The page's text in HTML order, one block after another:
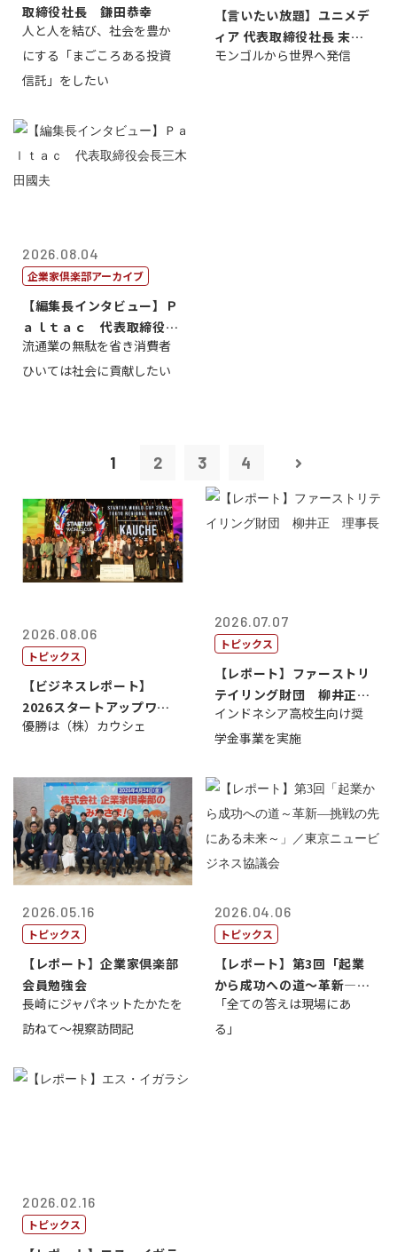
取締役社長 鎌田恭幸
人と人を結び、社会を豊か
にする「まごころある投資
信託」をしたい
【言いたい放題】ユニメデ
ィア 代表取締役社長 末田
真
モンゴルから世界へ発信
2026.08.04
企業家倶楽部アーカイブ
【編集長インタビュー】Ｐ
ａｌｔａｃ 代表取締役会
長三木田國夫
流通業の無駄を省き消費者
ひいては社会に貢献したい
1 2 3 4
2026.08.06
トピックス
【ビジネスレポート】
2026スタートアップワー
ルドカップ東京
優勝は（株）カウシェ
2026.07.07
トピックス
【レポート】ファーストリ
テイリング財団 柳井正
理事長
インドネシア高校生向け奨
学金事業を実施
2026.05.16
トピックス
【レポート】企業家倶楽部
会員勉強会
長崎にジャパネットたかたを
訪ねて～視察訪問記
2026.04.06
トピックス
【レポート】第3回「起業
から成功への道～革新―挑
戦の先にある...
「全ての答えは現場にあ
る」
2026.02.16
トピックス